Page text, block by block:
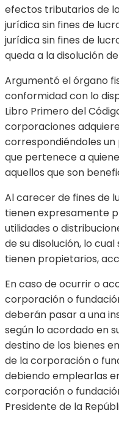
efectos tributarios de
jurídica sin fines de
jurídica sin fines de
queda a la disolución
Argumentó el órgano
conformidad con lo
Libro Primero del
corporaciones
correspondiéndoles
que pertenece a
aquellos que son
Al carecer de fines de
tienen expresamente
utilidades o
de su disolución, lo
tienen propietarios,
En caso de ocurrir o
corporación o
deberán pasar a una
según lo acordado en
destino de los bienes
de la corporación o
debiendo emplearlas
corporación o
Presidente de la